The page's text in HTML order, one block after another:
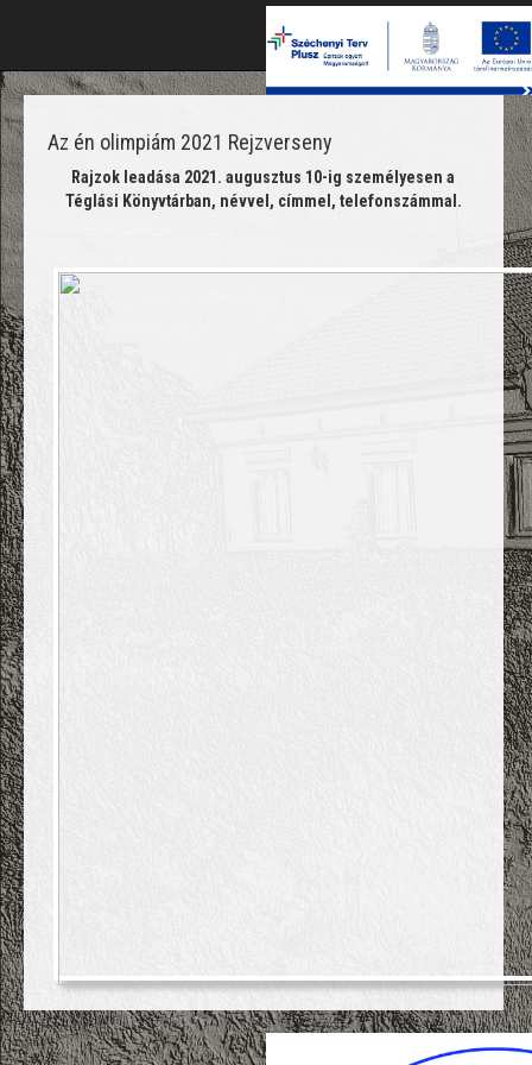
Az én olimpiám 2021 Rejzverseny
Rajzok leadása 2021. augusztus 10-ig személyesen a
Téglási Könyvtárban, névvel, címmel, telefonszámmal.